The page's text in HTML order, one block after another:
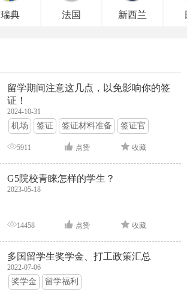
瑞典 法国 新西兰
留学期间注意这几点，以免影响你的签
证！
2024-10-31
机场 签证 签证材料准备 签证官
签证面试 签证申请攻略
5911 点赞 收藏
G5院校青睐怎样的学生？
2023-05-18
14458 点赞 收藏
多国留学生奖学金、打工政策汇总
2022-07-06
奖学金 留学福利